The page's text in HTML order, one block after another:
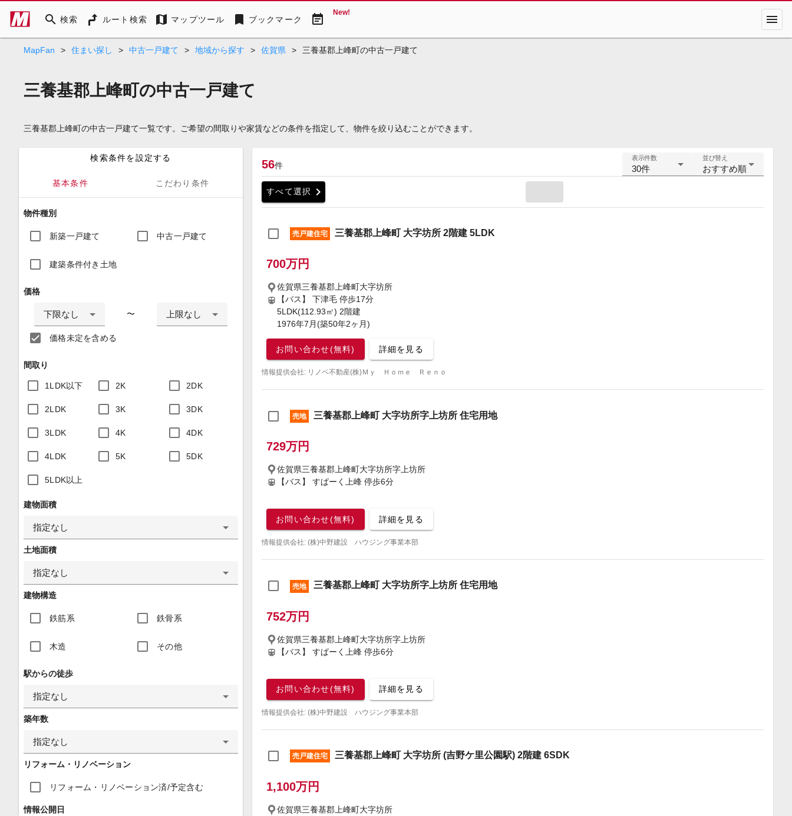
search 検索 ルート検索 map マップツール bookmark ブックマーク event_note New! menu
MapFan > 住まい探し > 中古一戸建て > 地域から探す > 佐賀県 > 三養基郡上峰町の中古一戸建て
三養基郡上峰町の中古一戸建て
三養基郡上峰町の中古一戸建て一覧です。ご希望の間取りや家賃などの条件を指定して、物件を絞り込むことができます。
検索条件を設定する
基本条件 こだわり条件
物件種別
新築一戸建て 中古一戸建て
建築条件付き土地
価格
下限なし 〜 上限なし
価格未定を含める
間取り
1LDK以下 2K 2DK
2LDK 3K 3DK
3LDK 4K 4DK
4LDK 5K 5DK
5LDK以上
建物面積
指定なし
土地面積
指定なし
建物構造
鉄筋系 鉄骨系
木造 その他
駅からの徒歩
指定なし
築年数
指定なし
リフォーム・リノベーション
リフォーム・リノベーション済/予定含む
情報公開日
56件
表示件数
30件
並び替え
おすすめ順
すべて選択 chevron_right
売戸建住宅 三養基郡上峰町 大字坊所 2階建 5LDK
700万円
佐賀県三養基郡上峰町大字坊所
【バス】 下津毛 停歩17分
5LDK(112.93㎡) 2階建
1976年7月(築50年2ヶ月)
お問い合わせ(無料) 詳細を見る
情報提供会社: リノベ不動産(株)Ｍｙ Ｈｏｍｅ Ｒｅｎｏ
売地 三養基郡上峰町 大字坊所字上坊所 住宅用地
729万円
佐賀県三養基郡上峰町大字坊所字上坊所
【バス】 すぱーく上峰 停歩6分
お問い合わせ(無料) 詳細を見る
情報提供会社: (株)中野建設 ハウジング事業本部
売地 三養基郡上峰町 大字坊所字上坊所 住宅用地
752万円
佐賀県三養基郡上峰町大字坊所字上坊所
【バス】 すぱーく上峰 停歩6分
お問い合わせ(無料) 詳細を見る
情報提供会社: (株)中野建設 ハウジング事業本部
売戸建住宅 三養基郡上峰町 大字坊所 (吉野ケ里公園駅) 2階建 6SDK
1,100万円
佐賀県三養基郡上峰町大字坊所